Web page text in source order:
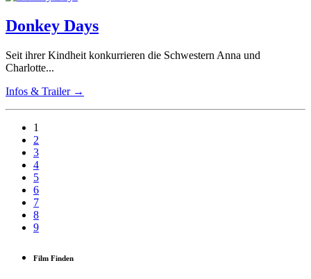
Donkey Days
Seit ihrer Kindheit konkurrieren die Schwestern Anna und
Charlotte...
Infos & Trailer →
1
2
3
4
5
6
7
8
9
Film Finden